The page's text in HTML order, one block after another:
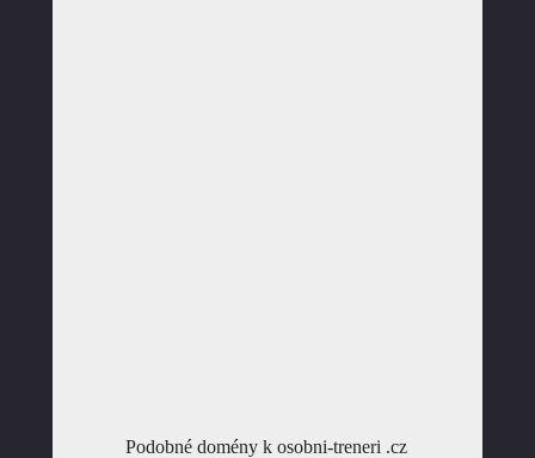
Podobné domény k osobni-treneri .cz